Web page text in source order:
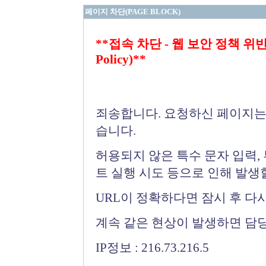
페이지 차단(PAGE BLOCK)
**접속 차단 - 웹 보안 정책 위
Policy)**
죄송합니다. 요청하신 페이지
습니다.
허용되지 않은 특수 문자 입력
트 실행 시도 등으로 인해 발생
URL이 정확하다면 잠시 후 다
계속 같은 현상이 발생하면 담
IP정보 : 216.73.216.5